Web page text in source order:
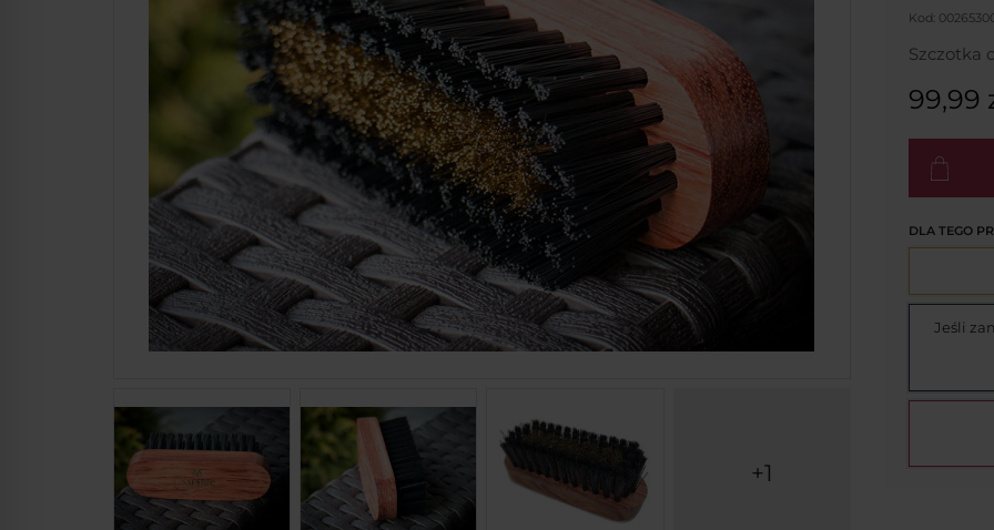
+1
Kod:
Szczotka
99,99
DLA TEGO
Jeśli